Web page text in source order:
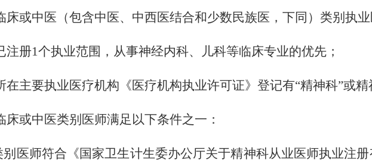
床或中医（包含中医、中西医结合和少数民族医，下同）类别执
注册1个执业范围，从事神经内科、儿科等临床专业的优先；
在主要执业医疗机构《医疗机构执业许可证》登记有“精神科”或
床或中医类别医师满足以下条件之一：
别医师符合《国家卫生计生委办公厅关于精神科从业医师执业注